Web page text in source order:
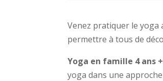
Venez pratiquer le
permettre à tous de
Yoga en famille 4 ans
yoga dans une